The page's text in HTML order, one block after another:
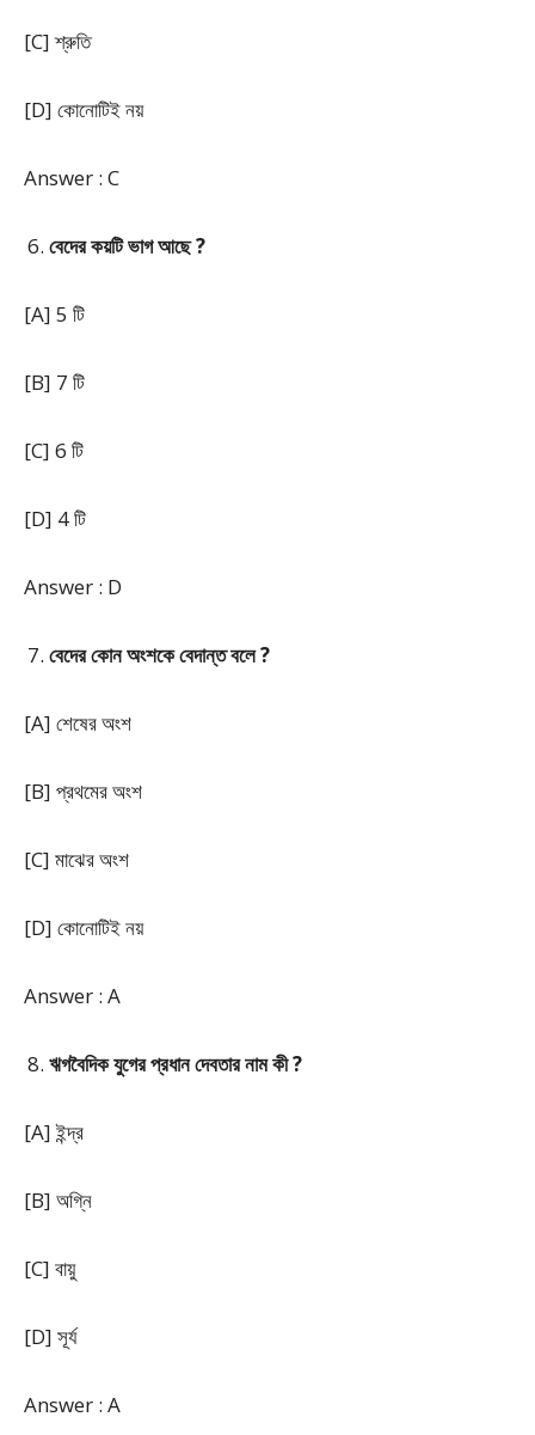
[C] শ্রুতি
[D] কোনোটিই নয়
Answer : C
বেদের কয়টি ভাগ আছে ?
[A] 5 টি
[B] 7 টি
[C] 6 টি
[D] 4 টি
Answer : D
বেদের কোন অংশকে বেদান্ত বলে ?
[A] শেষের অংশ
[B] প্রথমের অংশ
[C] মাঝের অংশ
[D] কোনোটিই নয়
Answer : A
ঋগবৈদিক যুগের প্রধান দেবতার নাম কী ?
[A] ইন্দ্র
[B] অগ্নি
[C] বায়ু
[D] সূর্য
Answer : A